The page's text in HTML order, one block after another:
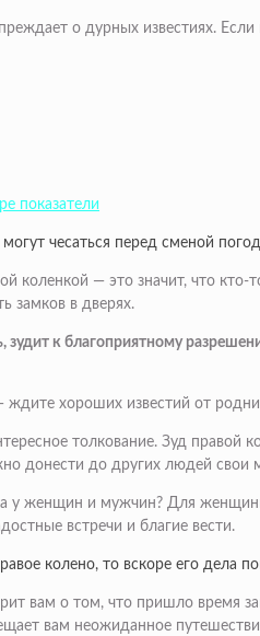
о дурных известиях.
показатели
чесаться перед сменой
коленкой — это значит, что
замков в дверях.
зудит к благоприятному
ждите хороших известий от
толкование. Зуд правой
донести до других людей
у женщин и мужчин? Для
встречи и благие вести.
колено, то вскоре его дела
вам о том, что пришло время
вам неожиданное